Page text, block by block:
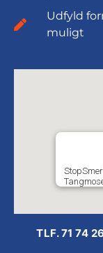
TLF. 71 74
Udfyld
muligt